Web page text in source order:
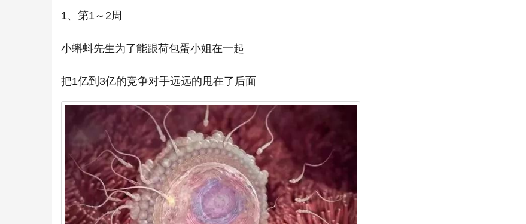
1、第1～2周
小蝌蚪先生为了能跟荷包蛋小姐在一起
把1亿到3亿的竞争对手远远的甩在了后面